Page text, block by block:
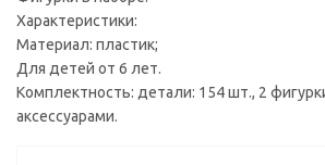
Характеристики:
Материал: пластик;
Для детей от 6 лет.
Комплектность: детали: 154 шт., 2
аксессуарами.